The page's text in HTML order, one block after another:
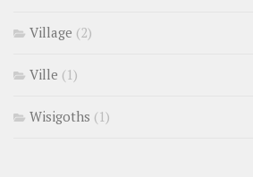
Village (2)
Ville (1)
Wisigoths (1)